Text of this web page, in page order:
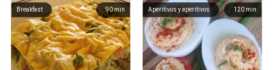
90 min
Breakfast 120 min
Aperitivos y aperitivos